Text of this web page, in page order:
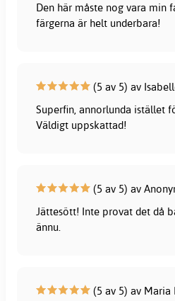
Den här måste nog vara min
färgerna är helt underbara!
(5 av 5) av
Superfin, annorlunda istället
Väldigt uppskattad!
(5 av 5) av
Jättesött! Inte provat det då
ännu.
(5 av 5) av Maria